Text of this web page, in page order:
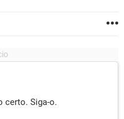
certo. Siga-o.